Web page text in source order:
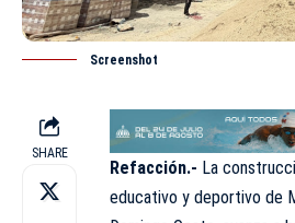
Screenshot
SHARE
Refacción.- La
educativo y deportivo de